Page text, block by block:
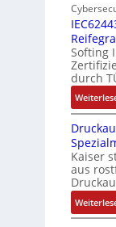
Softing
durch
Kaiser
aus